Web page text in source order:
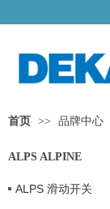
首页 >> 品牌中心
ALPS ALPINE
ALPS 滑动开关